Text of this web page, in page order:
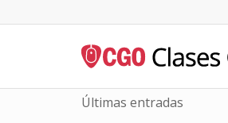
Últimas entradas